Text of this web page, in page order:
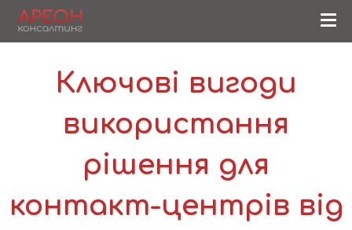
Ключові вигоди
використання
рішення для
контакт-центрів від